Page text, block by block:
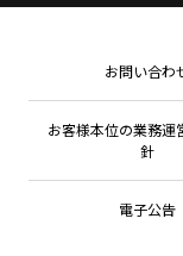
ちょこっと3分！
有価証券届出書
こだわりのイ
なしシリーズ
確定拠出年金に
資産形成サポート
NAMシティ
お問い合わせ
よくあるご質問
方針・その他開示
公式キャラクタ
マーケットニュ
メディアお問い合わ
お客様本位の業務運
針
電子公告